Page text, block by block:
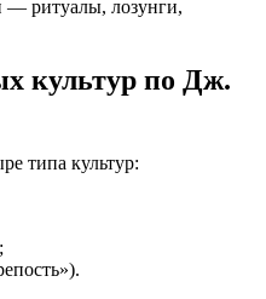
— ритуалы, лозунги,
культур по Дж.
типа культур: